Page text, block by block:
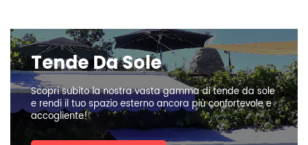
Tende Da Sole
Scopri subito la nostra vasta gamma di tende da sole
e rendi il tuo spazio esterno ancora più confortevole e
accogliente!